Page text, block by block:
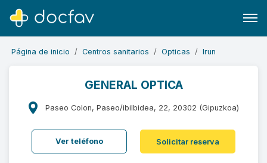
Buscar
Software para clínicas
Soporte
Página de inicio Centros sanitarios Opticas Irun
GENERAL OPTICA
Paseo Colon, Paseo/ibilbidea, 22, 20302 (Gipuzkoa)
Ver teléfono Solicitar reserva